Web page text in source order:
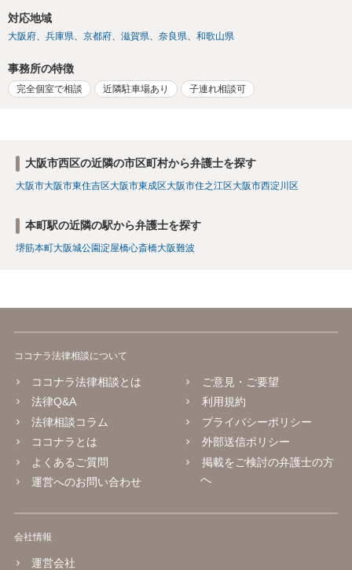
対応地域
大阪府 兵庫県 京都府 滋賀県 奈良県 和歌山県
事務所の特徴
完全個室で相談 近隣駐車場あり 子連れ相談可
大阪市西区の近隣の市区町村から弁護士を探す
大阪市大阪市東住吉区大阪市東成区大阪市住之江区大阪市西淀川区
本町駅の近隣の駅から弁護士を探す
堺筋本町大阪城公園淀屋橋心斎橋大阪難波
ココナラ法律相談について
ココナラ法律相談とは
法律Q&A
法律相談コラム
ココナラとは
よくあるご質問
運営へのお問い合わせ
ご意見・ご要望
利用規約
プライバシーポリシー
外部送信ポリシー
掲載をご検討の弁護士の方
へ
会社情報
運営会社